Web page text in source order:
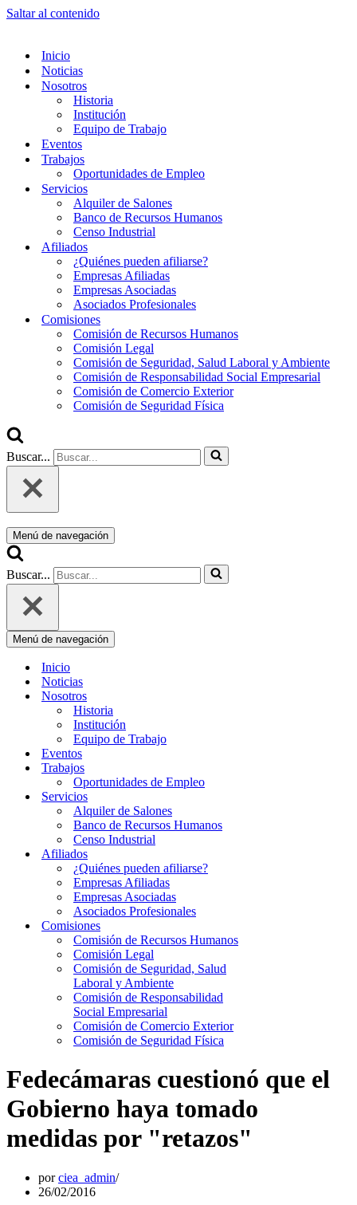
Saltar al contenido
Inicio
Noticias
Nosotros
Historia
Institución
Equipo de Trabajo
Eventos
Trabajos
Oportunidades de Empleo
Servicios
Alquiler de Salones
Banco de Recursos Humanos
Censo Industrial
Afiliados
¿Quiénes pueden afiliarse?
Empresas Afiliadas
Empresas Asociadas
Asociados Profesionales
Comisiones
Comisión de Recursos Humanos
Comisión Legal
Comisión de Seguridad, Salud Laboral y Ambiente
Comisión de Responsabilidad Social Empresarial
Comisión de Comercio Exterior
Comisión de Seguridad Física
Buscar...
Menú de navegación
Buscar...
Menú de navegación
Inicio
Noticias
Nosotros
Historia
Institución
Equipo de Trabajo
Eventos
Trabajos
Oportunidades de Empleo
Servicios
Alquiler de Salones
Banco de Recursos Humanos
Censo Industrial
Afiliados
¿Quiénes pueden afiliarse?
Empresas Afiliadas
Empresas Asociadas
Asociados Profesionales
Comisiones
Comisión de Recursos Humanos
Comisión Legal
Comisión de Seguridad, Salud
Laboral y Ambiente
Comisión de Responsabilidad
Social Empresarial
Comisión de Comercio Exterior
Comisión de Seguridad Física
Fedecámaras cuestionó que el
Gobierno haya tomado
medidas por "retazos"
porciea_admin
26/02/2016